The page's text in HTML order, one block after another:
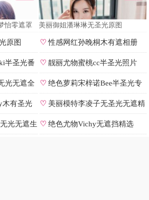
怡零遮罩
美丽御姐潘琳琳无圣光原图
原图 ♡性感网红孙晚桐木有遮相册
半圣光番 ♡ 靓丽尤物蜜桃cc半圣光照片
光无遮全 ♡ 绝色萝莉宋梓诺Bee半圣光专
辑
有圣光 ♡ 美丽模特李凌子无圣光无遮精
选
光无遮生 ♡ 绝色尤物Vichy无遮挡精选